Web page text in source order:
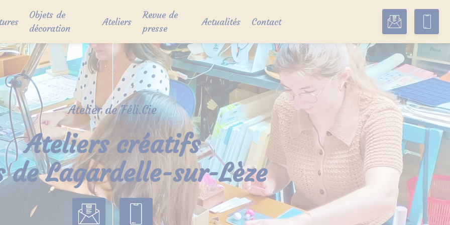
Objets de
décoration
Ateliers
Revue de
presse
Actualités Contact
Atelier de Féli.Cie
Ateliers créatifs
de Lagardelle-sur-Lèze